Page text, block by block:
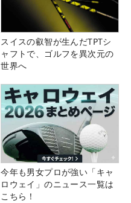
スイスの叡智が生んだTPTシ
ャフトで、ゴルフを異次元の
世界へ
今年も男女プロが強い「キャ
ロウェイ」のニュース一覧は
こちら！